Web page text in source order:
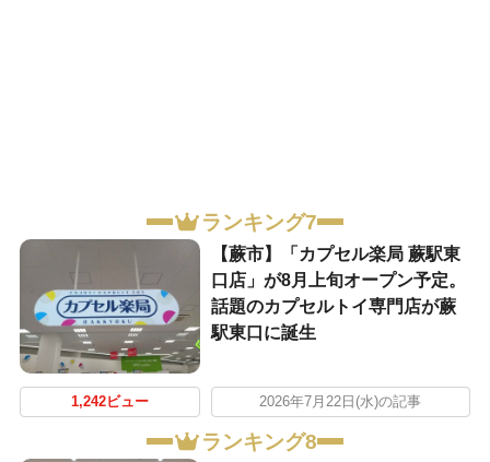
ランキング7
【蕨市】「カプセル楽局 蕨駅東
口店」が8月上旬オープン予定。
話題のカプセルトイ専門店が蕨
駅東口に誕生
1,242ビュー 2026年7月22日(水)の記事
ランキング8